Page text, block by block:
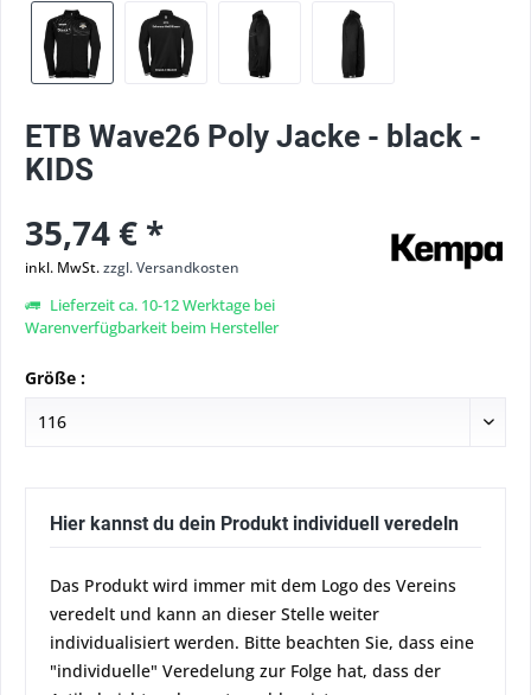
ETB Wave26 Poly Jacke - black -
KIDS
35,74 € *
inkl. MwSt.zzgl. Versandkosten
Lieferzeit ca. 10-12 Werktage bei
Warenverfügbarkeit beim Hersteller
Größe :
Hier kannst du dein Produkt individuell veredeln
Das Produkt wird immer mit dem Logo des Vereins
veredelt und kann an dieser Stelle weiter
individualisiert werden. Bitte beachten Sie, dass eine
"individuelle" Veredelung zur Folge hat, dass der